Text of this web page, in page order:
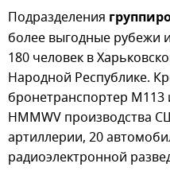
Подразделения
более выгодные рубежи
180 человек в
Народной Республике.
бронетранспортер
HMMWV производства
артиллерии, 20
радиоэлектронной